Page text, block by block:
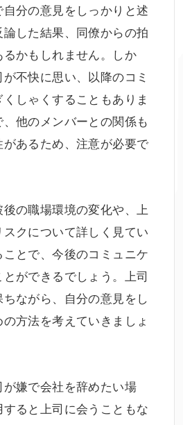
分の意見をしっかりと述
した結果、同僚からの拍
かもしれません。しか
不快に思い、以降のコミ
しゃくすることもありま
他のメンバーとの関係も
あるため、注意が必要で
の職場環境の変化や、上
クについて詳しく見てい
とで、今後のコミュニケ
ができるでしょう。上司
ながら、自分の意見をし
方法を考えていきましょ
嫌で会社を辞めたい場
すると上司に会うこともな